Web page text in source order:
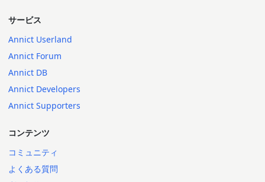
サービス
Annict Userland
Annict Forum
Annict DB
Annict Developers
Annict Supporters
コンテンツ
コミュニティ
よくある質問